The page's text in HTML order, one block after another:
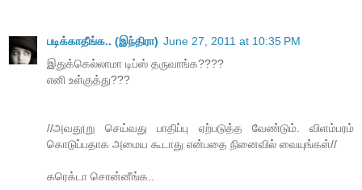
படிக்காதீங்க.. (இந்திரா) June 27, 2011 at 10:35 PM
இதுக்கெல்லாமா டிப்ஸ் தருவாங்க????
எனி உள்குத்து???
//அவதூறு செய்வது பாதிப்பு ஏற்படுத்த வேண்டும். விளம்பரம்
கொடுப்பதாக அமைய கூடாது என்பதை நினைவில் வையுங்கள்//
கரெக்டா சொன்னீங்க..